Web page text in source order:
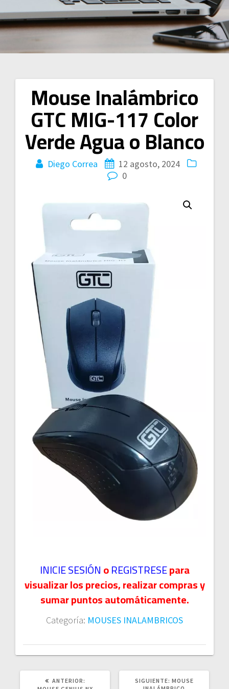
Mouse Inalámbrico
GTC MIG-117 Color
Verde Agua o Blanco
Diego Correa
12 agosto, 2024
0
INICIE SESIÓNoREGISTRESEpara
visualizar los precios, realizar compras y
sumar puntos automáticamente.
Categoría: MOUSES INALAMBRICOS
Navegación
de
entradas
ANTERIOR: SIGUIENTE: SIGUIENTE
MOUSE